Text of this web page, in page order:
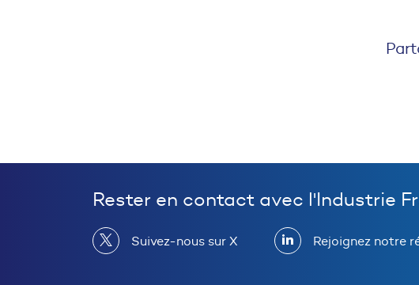
Rester en contact avec l'Industrie
Suivez-nous sur X Rejoignez notre